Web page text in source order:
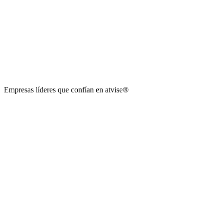
Empresas líderes que confían en atvise®